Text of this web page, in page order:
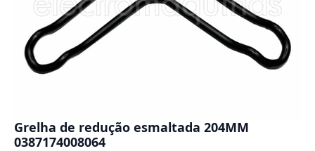
Grelha de redução esmaltada 204MM
0387174008064